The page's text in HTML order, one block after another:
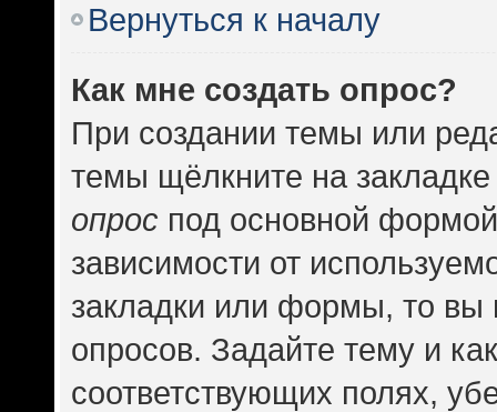
Вернуться к началу
Как мне создать опрос?
При создании темы или
темы щёлкните на
опрос под основной
зависимости от
закладки или формы, то вы
опросов. Задайте тему и
соответствующих полях,